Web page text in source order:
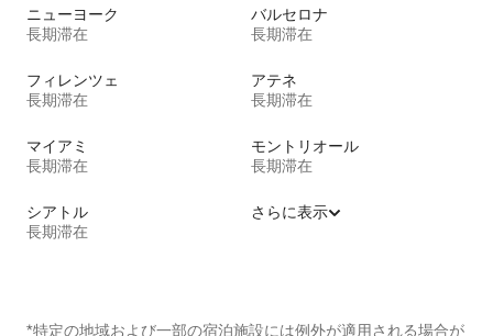
ニューヨーク
長期滞在
バルセロナ
長期滞在
フィレンツェ
長期滞在
アテネ
長期滞在
マイアミ
長期滞在
モントリオール
長期滞在
シアトル
長期滞在
さらに表示
*特定の地域および一部の宿泊施設には例外が適用される場合が